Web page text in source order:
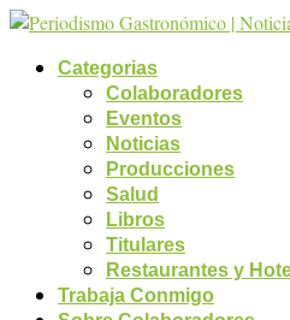
Categorias
Colaboradores
Eventos
Noticias
Producciones
Salud
Libros
Titulares
Restaurantes y
Trabaja Conmigo